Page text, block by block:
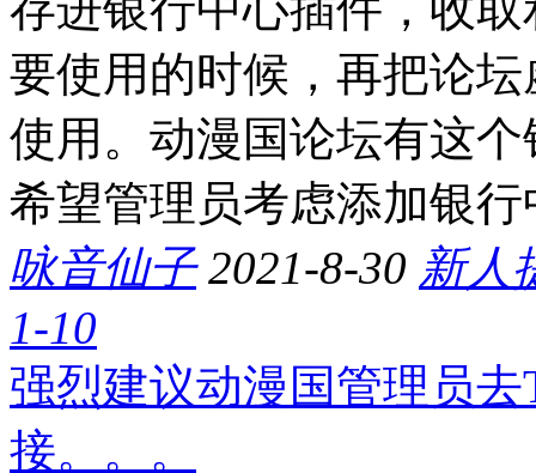
要使用的时候，再把论
使用。动漫国论坛有这
希望管理员考虑添加银
咏音仙子 2021-8-30 新人
1-10
强烈建议动漫国管理员
接。。。